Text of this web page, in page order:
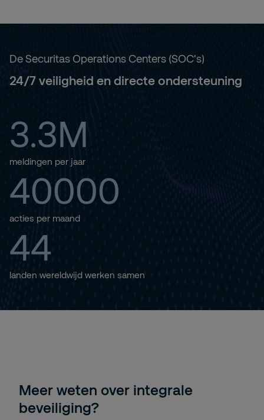
De Securitas Operations Centers (SOC's)
24/7 veiligheid en directe ondersteuning
3.3M
meldingen per jaar
40000
acties per maand
44
landen wereldwijd werken samen
Meer weten over integrale
beveiliging?